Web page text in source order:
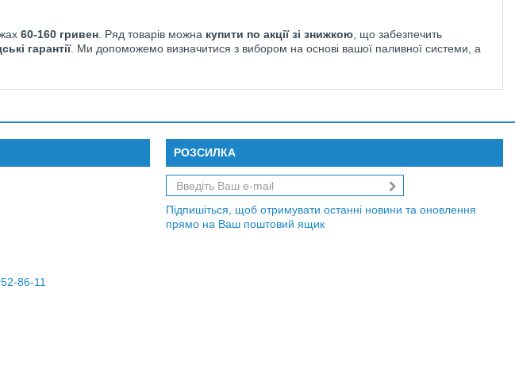
60-160 гривен. Ряд товарів можна купити по акції зі знижкою, що забезпечить
гарантії. Ми допоможемо визначитися з вибором на основі вашої паливної системи, а
86-11
РОЗСИЛКА
Підпишіться, щоб отримувати останні новини та оновлення
прямо на Ваш поштовий ящик